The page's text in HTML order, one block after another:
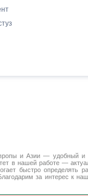
и Азии — удобный и
в нашей работе —
быстро определять
за интерес к